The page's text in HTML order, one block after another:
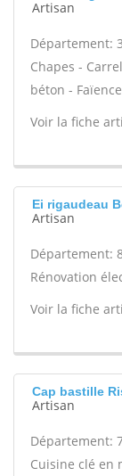
Artisan
Département:
Chapes -
béton -
Voir la fiche
Ei rigaudeau
Artisan
Département:
Rénovation
Voir la fiche
Cap bastille
Artisan
Département:
Cuisine clé en